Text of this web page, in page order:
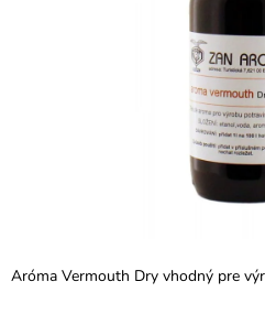
Aróma Vermouth Dry vhodný pre